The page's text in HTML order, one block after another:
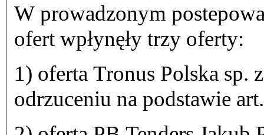
W prowadzonym
ofert wpłynęły trzy oferty:
1) oferta Tronus Polska sp.
odrzuceniu na podstawie